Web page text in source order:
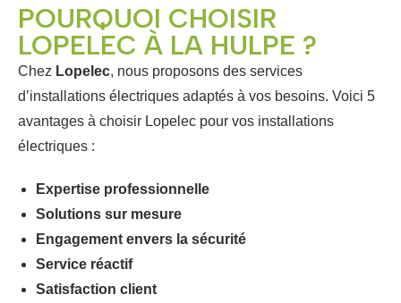
POURQUOI CHOISIR
LOPELEC À LA HULPE ?
Chez Lopelec, nous proposons des services
d’installations électriques adaptés à vos besoins. Voici 5
avantages à choisir Lopelec pour vos installations
électriques :
Expertise professionnelle
Solutions sur mesure
Engagement envers la sécurité
Service réactif
Satisfaction client